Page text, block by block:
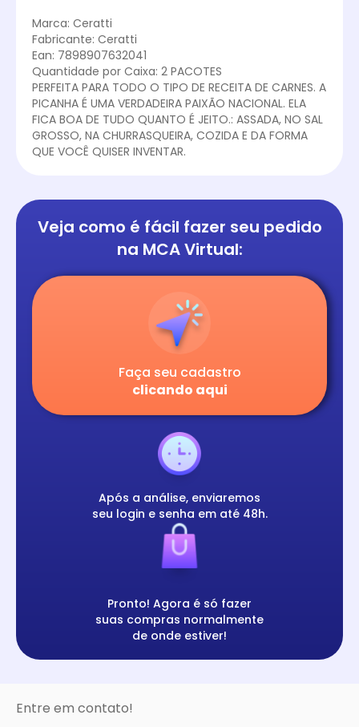
Marca: Ceratti
Fabricante: Ceratti
Ean: 7898907632041
Quantidade por Caixa: 2 PACOTES
PERFEITA PARA TODO O TIPO DE RECEITA DE CARNES. A
PICANHA É UMA VERDADEIRA PAIXÃO NACIONAL. ELA
FICA BOA DE TUDO QUANTO É JEITO.: ASSADA, NO SAL
GROSSO, NA CHURRASQUEIRA, COZIDA E DA FORMA
QUE VOCÊ QUISER INVENTAR.
Veja como é fácil fazer seu pedido
na MCA Virtual:
Faça seu cadastro
clicando aqui
Após a análise, enviaremos
seu login e senha em até 48h.
Pronto! Agora é só fazer
suas compras normalmente
de onde estiver!
Entre em contato!